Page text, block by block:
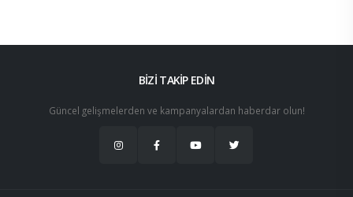
BİZİ TAKİP EDİN
Güncel gelişmelerden ve kampanyalardan haberdar olun!